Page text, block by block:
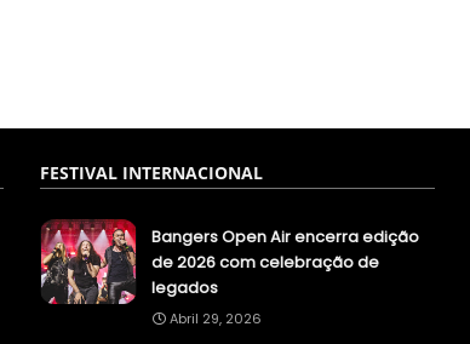
FESTIVAL INTERNACIONAL
Bangers Open Air encerra edição
de 2026 com celebração de
legados
Abril 29, 2026